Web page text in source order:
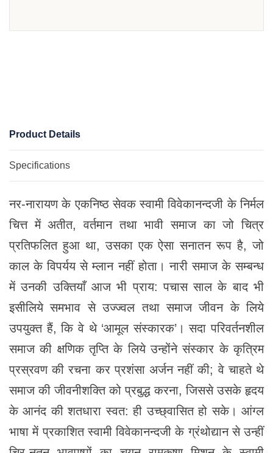
Product Details
Specifications
नर-नारायण के एकनिष्ठ सेवक स्वामी विवेकानन्दजी के निर्मल
चित्त में अतीत, वर्तमान तथा भावी समाज का जो चित्र
प्रतिफलित हुआ था, उसका एक ऐसा सनातन रूप है, जो
काल के विपर्यय से म्लान नहीं होता। नारी समाज के सम्बन्ध
में उनकी उक्तियाँ आज भी प्राय: पचास साल के बाद भी
इसीलिये समभाव से उज्ज्वल तथा समाज जीवन के लिये
उपयुक्त हैं, कि वे थे ‘आमूल संस्कारक’। सदा परिवर्तनशील
समाज की क्षणिक तृप्ति के लिये उन्होंने संस्कार के कृत्रिम
प्रस्रवण की रचना कर प्रशंसा अर्जन नहीं की; वे चाहते थे
समाज की जीवनीशक्ति को प्रबुद्ध करना, जिससे उसके हृदय
के आनंद की शतधारा स्वत: ही उच्छ्वासित हो सके। आंग्ल
भाषा में प्रकाशित स्वामी विवेकानन्दजी के ग्रंथोद्यान से उन्हीं